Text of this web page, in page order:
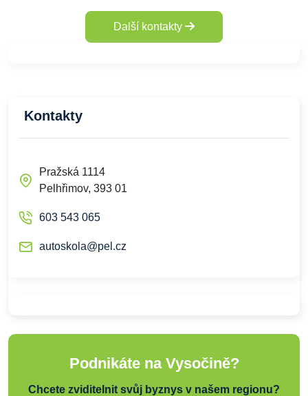
Další kontakty
Kontakty
Pražská 1114
Pelhřimov, 393 01
603 543 065
autoskola@pel.cz
Podnikáte na Vysočině?
Chcete zviditelnit svůj byznys v našem regionu?